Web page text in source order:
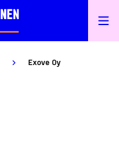
Exove Oy